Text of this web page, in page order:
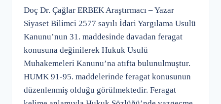
Doç Dr. Çağlar ERBEK Araştırmacı – Yazar
Siyaset Bilimci 2577 sayılı İdari Yargılama Usulü
Kanunu’nun 31. maddesinde davadan feragat
konusuna değinilerek Hukuk Usulü
Muhakemeleri Kanunu’na atıfta bulunulmuştur.
HUMK 91-95. maddelerinde feragat konusunun
düzenlenmiş olduğu görülmektedir. Feragat